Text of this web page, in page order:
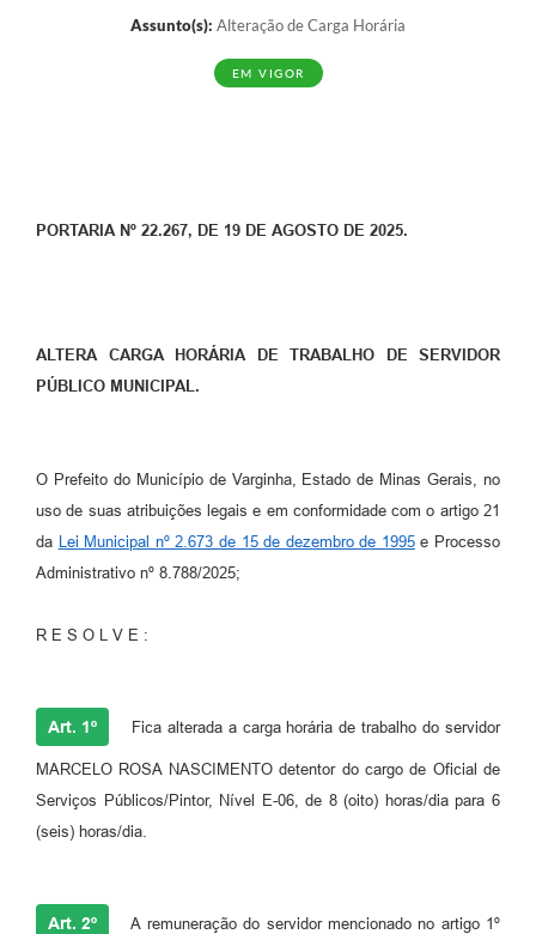
Assunto(s): Alteração de Carga Horária
EM VIGOR
PORTARIA Nº 22.267, DE 19 DE AGOSTO DE 2025.
ALTERA CARGA HORÁRIA DE TRABALHO DE SERVIDOR
PÚBLICO MUNICIPAL.
O Prefeito do Município de Varginha, Estado de Minas Gerais, no
uso de suas atribuições legais e em conformidade com o artigo 21
da
Lei Municipal nº 2.673 de 15 de dezembro de 1995e Processo
Administrativo nº 8.788/2025;
R E S O L V E :
Art. 1º Fica alterada a carga horária de trabalho do servidor
MARCELO ROSA NASCIMENTO detentor do cargo de Oficial de
Serviços Públicos/Pintor, Nível E-06, de 8 (oito) horas/dia para 6
(seis) horas/dia.
Art. 2º A remuneração do servidor mencionado no artigo 1º